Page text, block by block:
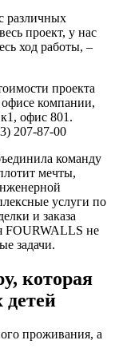
различных
проект, у нас
ход работы, –
проекта
компании,
офис 801.
207-87-00
команду
мечты,
услуги по
и заказа
FOURWALLS не
задачи.
которая
детей
проживания, а